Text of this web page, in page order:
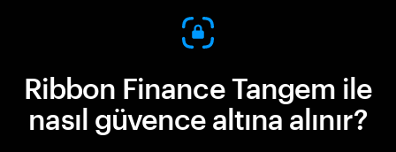
Ribbon Finance Tangem ile
nasıl güvence altına alınır?